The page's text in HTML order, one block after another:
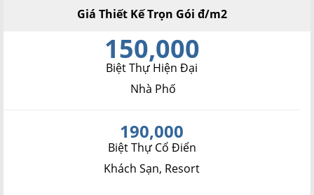
Giá Thiết Kế Trọn Gói đ/m2
150,000
Biệt Thự Hiện Đại
Nhà Phố
190,000
Biệt Thự Cổ Điển
Khách Sạn, Resort